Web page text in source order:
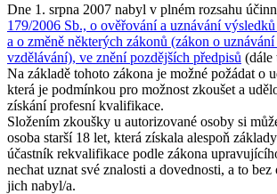
Dne 1. srpna 2007 nabyl v plném rozsahu
179/2006 Sb., o ověřování a uznávání
a o změně některých zákonů (zákon o
vzdělávání), ve znění pozdějších předpisů (dále
Na základě tohoto zákona je možné požádat o
která je podmínkou pro možnost zkoušet a
získání profesní kvalifikace.
Složením zkoušky u autorizované osoby si
osoba starší 18 let, která získala alespoň
účastník rekvalifikace podle zákona
nechat uznat své znalosti a dovednosti, a to
jich nabyl/a.